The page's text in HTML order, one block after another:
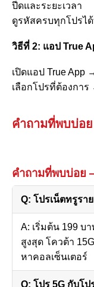
ปีดและระยะเวลา
ดูรหัสครบทุกโปรไ
วิธีที่ 2: แอป True
เปิดแอป True App
เลือกโปรที่ต้องกา
คำถามที่พบบ่อ
คำถามที่พบบ่อย
Q: โปรเน็ตทรูรา
A: เริ่มต้น 199 บ
สูงสุด โควต้า
หาคอลเซ็นเตอร์
Q: โปร 5G กับโ